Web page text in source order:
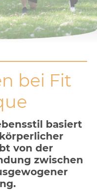
bei Fit
basiert
von der
zwischen